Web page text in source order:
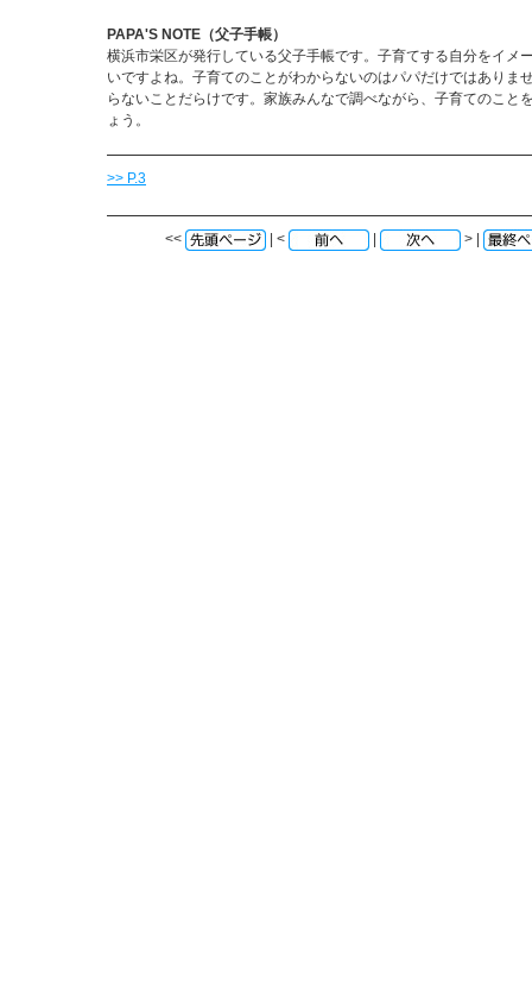
PAPA'S NOTE（父子手帳）
横浜市栄区が発行している父子手帳です。子育てする自分をイメ
いですよね。子育てのことがわからないのはパパだけではありま
らないことだらけです。家族みんなで調べながら、子育てのこと
ょう。
>> P.3
<< | < > |